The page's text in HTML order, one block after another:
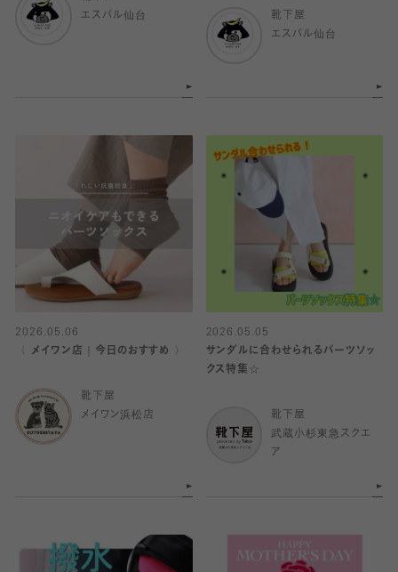
エスパル仙台
靴下屋
エスパル仙台
2026.05.06
〈 メイワン店｜今日のおすすめ 〉
靴下屋
メイワン浜松店
2026.05.05
サンダルに合わせられるパーツソッ
クス特集☆
靴下屋
武蔵小杉東急スクエ
ア